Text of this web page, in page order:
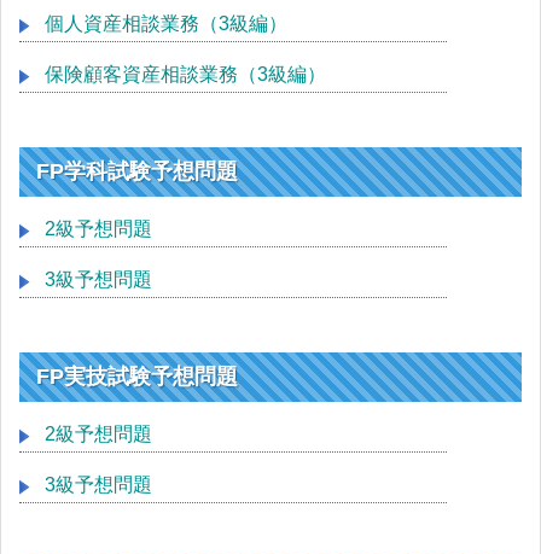
個人資産相談業務（3級編）
保険顧客資産相談業務（3級編）
FP学科試験予想問題
2級予想問題
3級予想問題
FP実技試験予想問題
2級予想問題
3級予想問題